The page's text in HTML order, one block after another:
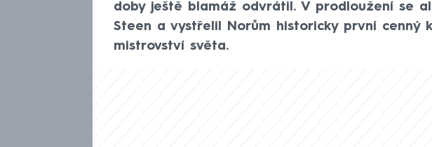
doby ještě blamáž odvrátil. V prodloužení se
Steen a vystřelil Norům historicky první cenný
mistrovství světa.